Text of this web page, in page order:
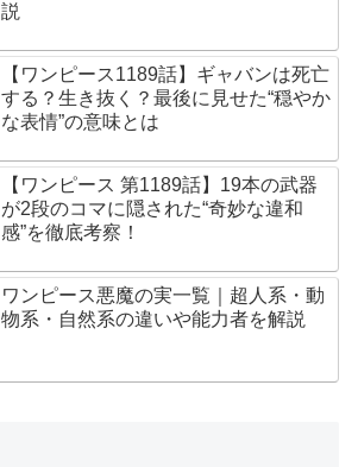
説
【ワンピース1189話】ギャバンは死亡
する？生き抜く？最後に見せた“穏やか
な表情”の意味とは
【ワンピース 第1189話】19本の武器
が2段のコマに隠された“奇妙な違和
感”を徹底考察！
ワンピース悪魔の実一覧｜超人系・動
物系・自然系の違いや能力者を解説